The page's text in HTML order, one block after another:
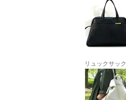
リュックサック